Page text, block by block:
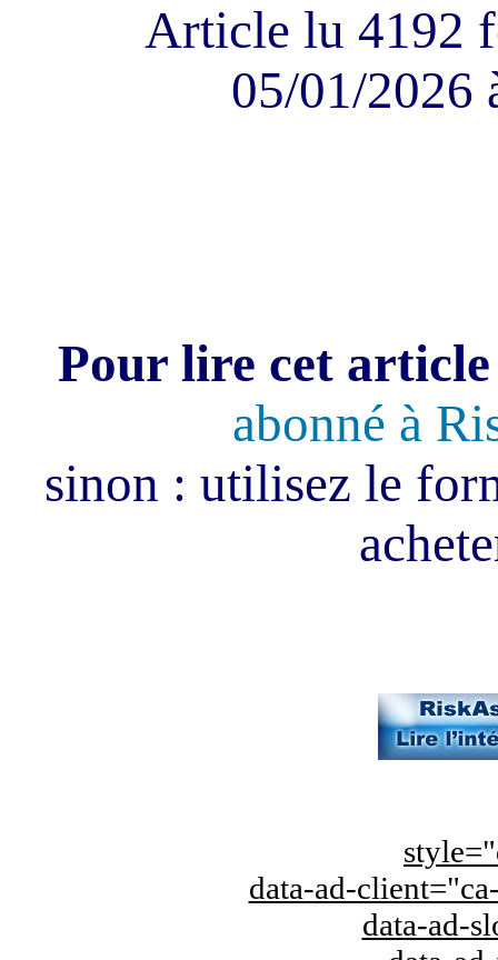
Article lu 4192
05/01/2026
Pour lire cet
abonné à
sinon : utilisez le
data-ad-
data-ad-